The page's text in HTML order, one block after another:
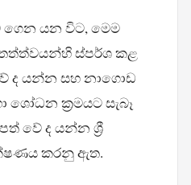
ගෙන යන විට, මෙම
ස්පර්ශ කළ
ද යන්න සහ නාගොඩ
ක්‍රමයට සැබෑ
වේ ද යන්න ශ්‍රී
කරනු ඇත.